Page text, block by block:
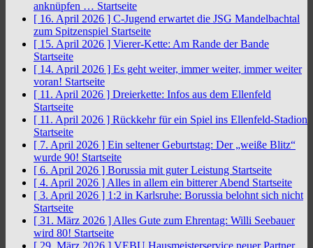
anknüpfen … Startseite
[ 16. April 2026 ] C-Jugend erwartet die JSG Mandelbachtal
zum Spitzenspiel Startseite
[ 15. April 2026 ] Vierer-Kette: Am Rande der Bande
Startseite
[ 14. April 2026 ] Es geht weiter, immer weiter, immer weiter
voran! Startseite
[ 11. April 2026 ] Dreierkette: Infos aus dem Ellenfeld
Startseite
[ 11. April 2026 ] Rückkehr für ein Spiel ins Ellenfeld-Stadion
Startseite
[ 7. April 2026 ] Ein seltener Geburtstag: Der „weiße Blitz“
wurde 90! Startseite
[ 6. April 2026 ] Borussia mit guter Leistung Startseite
[ 4. April 2026 ] Alles in allem ein bitterer Abend Startseite
[ 3. April 2026 ] 1:2 in Karlsruhe: Borussia belohnt sich nicht
Startseite
[ 31. März 2026 ] Alles Gute zum Ehrentag: Willi Seebauer
wird 80! Startseite
[ 29. März 2026 ] VEBU Hausmeisterservice neuer Partner